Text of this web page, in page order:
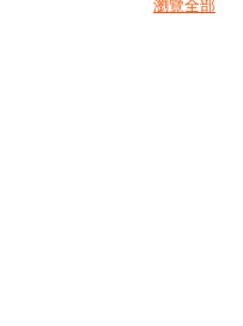
瀏覽全部